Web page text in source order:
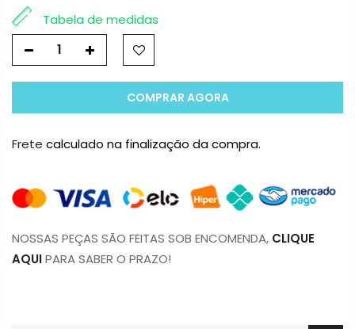
Tabela de medidas
COMPRAR AGORA
Frete calculado na finalização da compra.
NOSSAS PEÇAS SÃO FEITAS SOB ENCOMENDA, CLIQUE
AQUIPARA SABER O PRAZO!